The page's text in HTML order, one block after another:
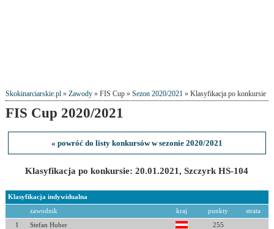
Skokinarciarskie.pl» Zawody» FIS Cup » Sezon 2020/2021» Klasyfikacja po konkursie
FIS Cup 2020/2021
« powróć do listy konkursów w sezonie 2020/2021
Klasyfikacja po konkursie: 20.01.2021, Szczyrk HS-104
Klasyfikacja indywidualna
zawodnik kraj punkty strata
1 Stefan Huber 255